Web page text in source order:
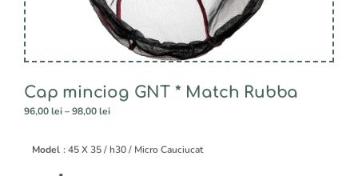
Cap minciog GNT * Match Rubba
96,00lei–98,00leiInterval
96,00 lei
Model : 45 X 35 / h30 / Micro Cauciucat